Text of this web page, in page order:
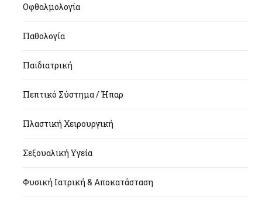
Οφθαλμολογία
Παθολογία
Παιδιατρική
Πεπτικό Σύστημα / Ήπαρ
Πλαστική Χειρουργική
Σεξουαλική Υγεία
Φυσική Ιατρική & Αποκατάσταση